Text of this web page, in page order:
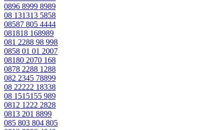
0896 8999 8989
08 131313 5858
08587 805 4444
081818 168989
081 2288 98 998
0858 01 01 2007
08180 2070 168
0878 2288 1288
082 2345 78899
08 22222 18338
08 1515155 989
0812 1222 2828
0813 201 8899
085 803 804 805